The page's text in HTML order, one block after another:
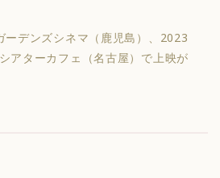
ーデンズシネマ（鹿児島）、2023
アターカフェ（名古屋）で上映が